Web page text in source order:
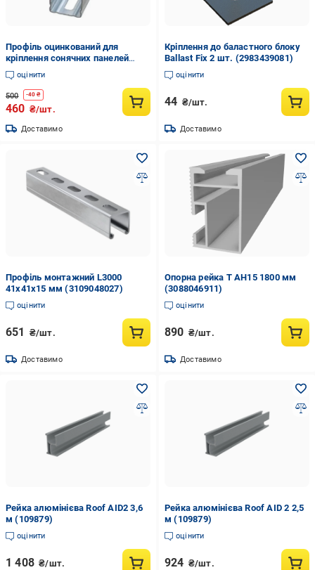
Профіль оцинкований для
кріплення сонячних панелей
41х41х9х8х1,5 мм 3 пог. м
(35578027)
оцінити
500 -40 ₴
460 ₴/шт.
Доставимо
Кріплення до баластного блоку
Ballast Fix 2 шт. (2983439081)
оцінити
44 ₴/шт.
Доставимо
Профіль монтажний L3000
41х41х15 мм (3109048027)
оцінити
651 ₴/шт.
Доставимо
Опорна рейка Т АН15 1800 мм
(3088046911)
оцінити
890 ₴/шт.
Доставимо
Рейка алюмінієва Roof AID2 3,6
м (109879)
оцінити
1 408 ₴/шт.
Рейка алюмінієва Roof AID 2 2,5
м (109879)
оцінити
924 ₴/шт.